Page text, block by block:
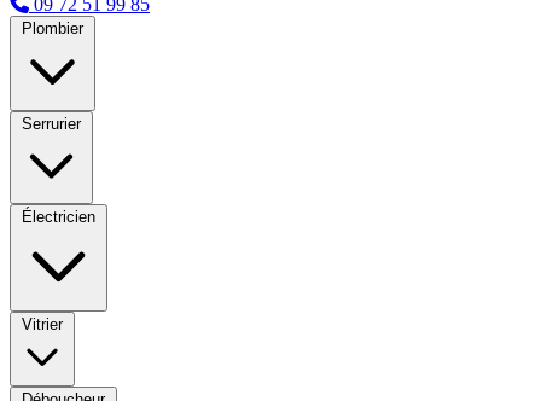
09 72 51 99 85
Plombier
Serrurier
Électricien
Vitrier